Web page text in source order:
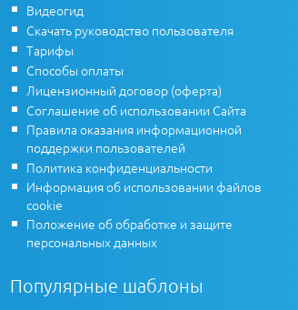
Видеогид
Скачать руководство пользователя
Тарифы
Способы оплаты
Лицензионный договор (оферта)
Соглашение об использовании Сайта
Правила оказания информационной
поддержки пользователей
Политика конфиденциальности
Информация об использовании файлов
cookie
Положение об обработке и защите
персональных данных
Популярные шаблоны